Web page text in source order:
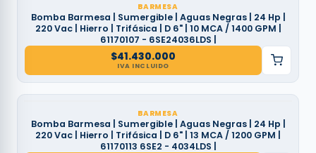
BARMESA
Bomba Barmesa | Sumergible | Aguas Negras | 24 Hp |
220 Vac | Hierro | Trifásica | D 6" | 10 MCA / 1400 GPM |
61170107 - 6SE24036LDS |
$41.430.000
IVA INCLUIDO
BARMESA
Bomba Barmesa | Sumergible | Aguas Negras | 24 Hp |
220 Vac | Hierro | Trifásica | D 6" | 13 MCA / 1200 GPM |
61170113 6SE2 - 4034LDS |